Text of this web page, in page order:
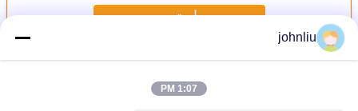
استمر
أكثرالقوالب الخشبية المزخرفة
johnliu
1:07 PM